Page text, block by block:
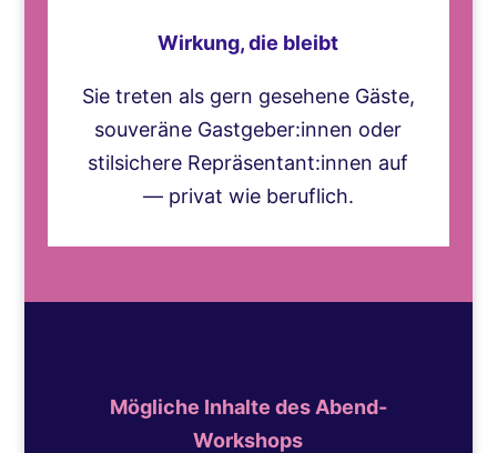
Wirkung, die bleibt
Sie treten als gern gesehene Gäste,
souveräne Gastgeber:innen oder
stilsichere Repräsentant:innen auf
— privat wie beruflich.
Mögliche Inhalte des Abend-
Workshops